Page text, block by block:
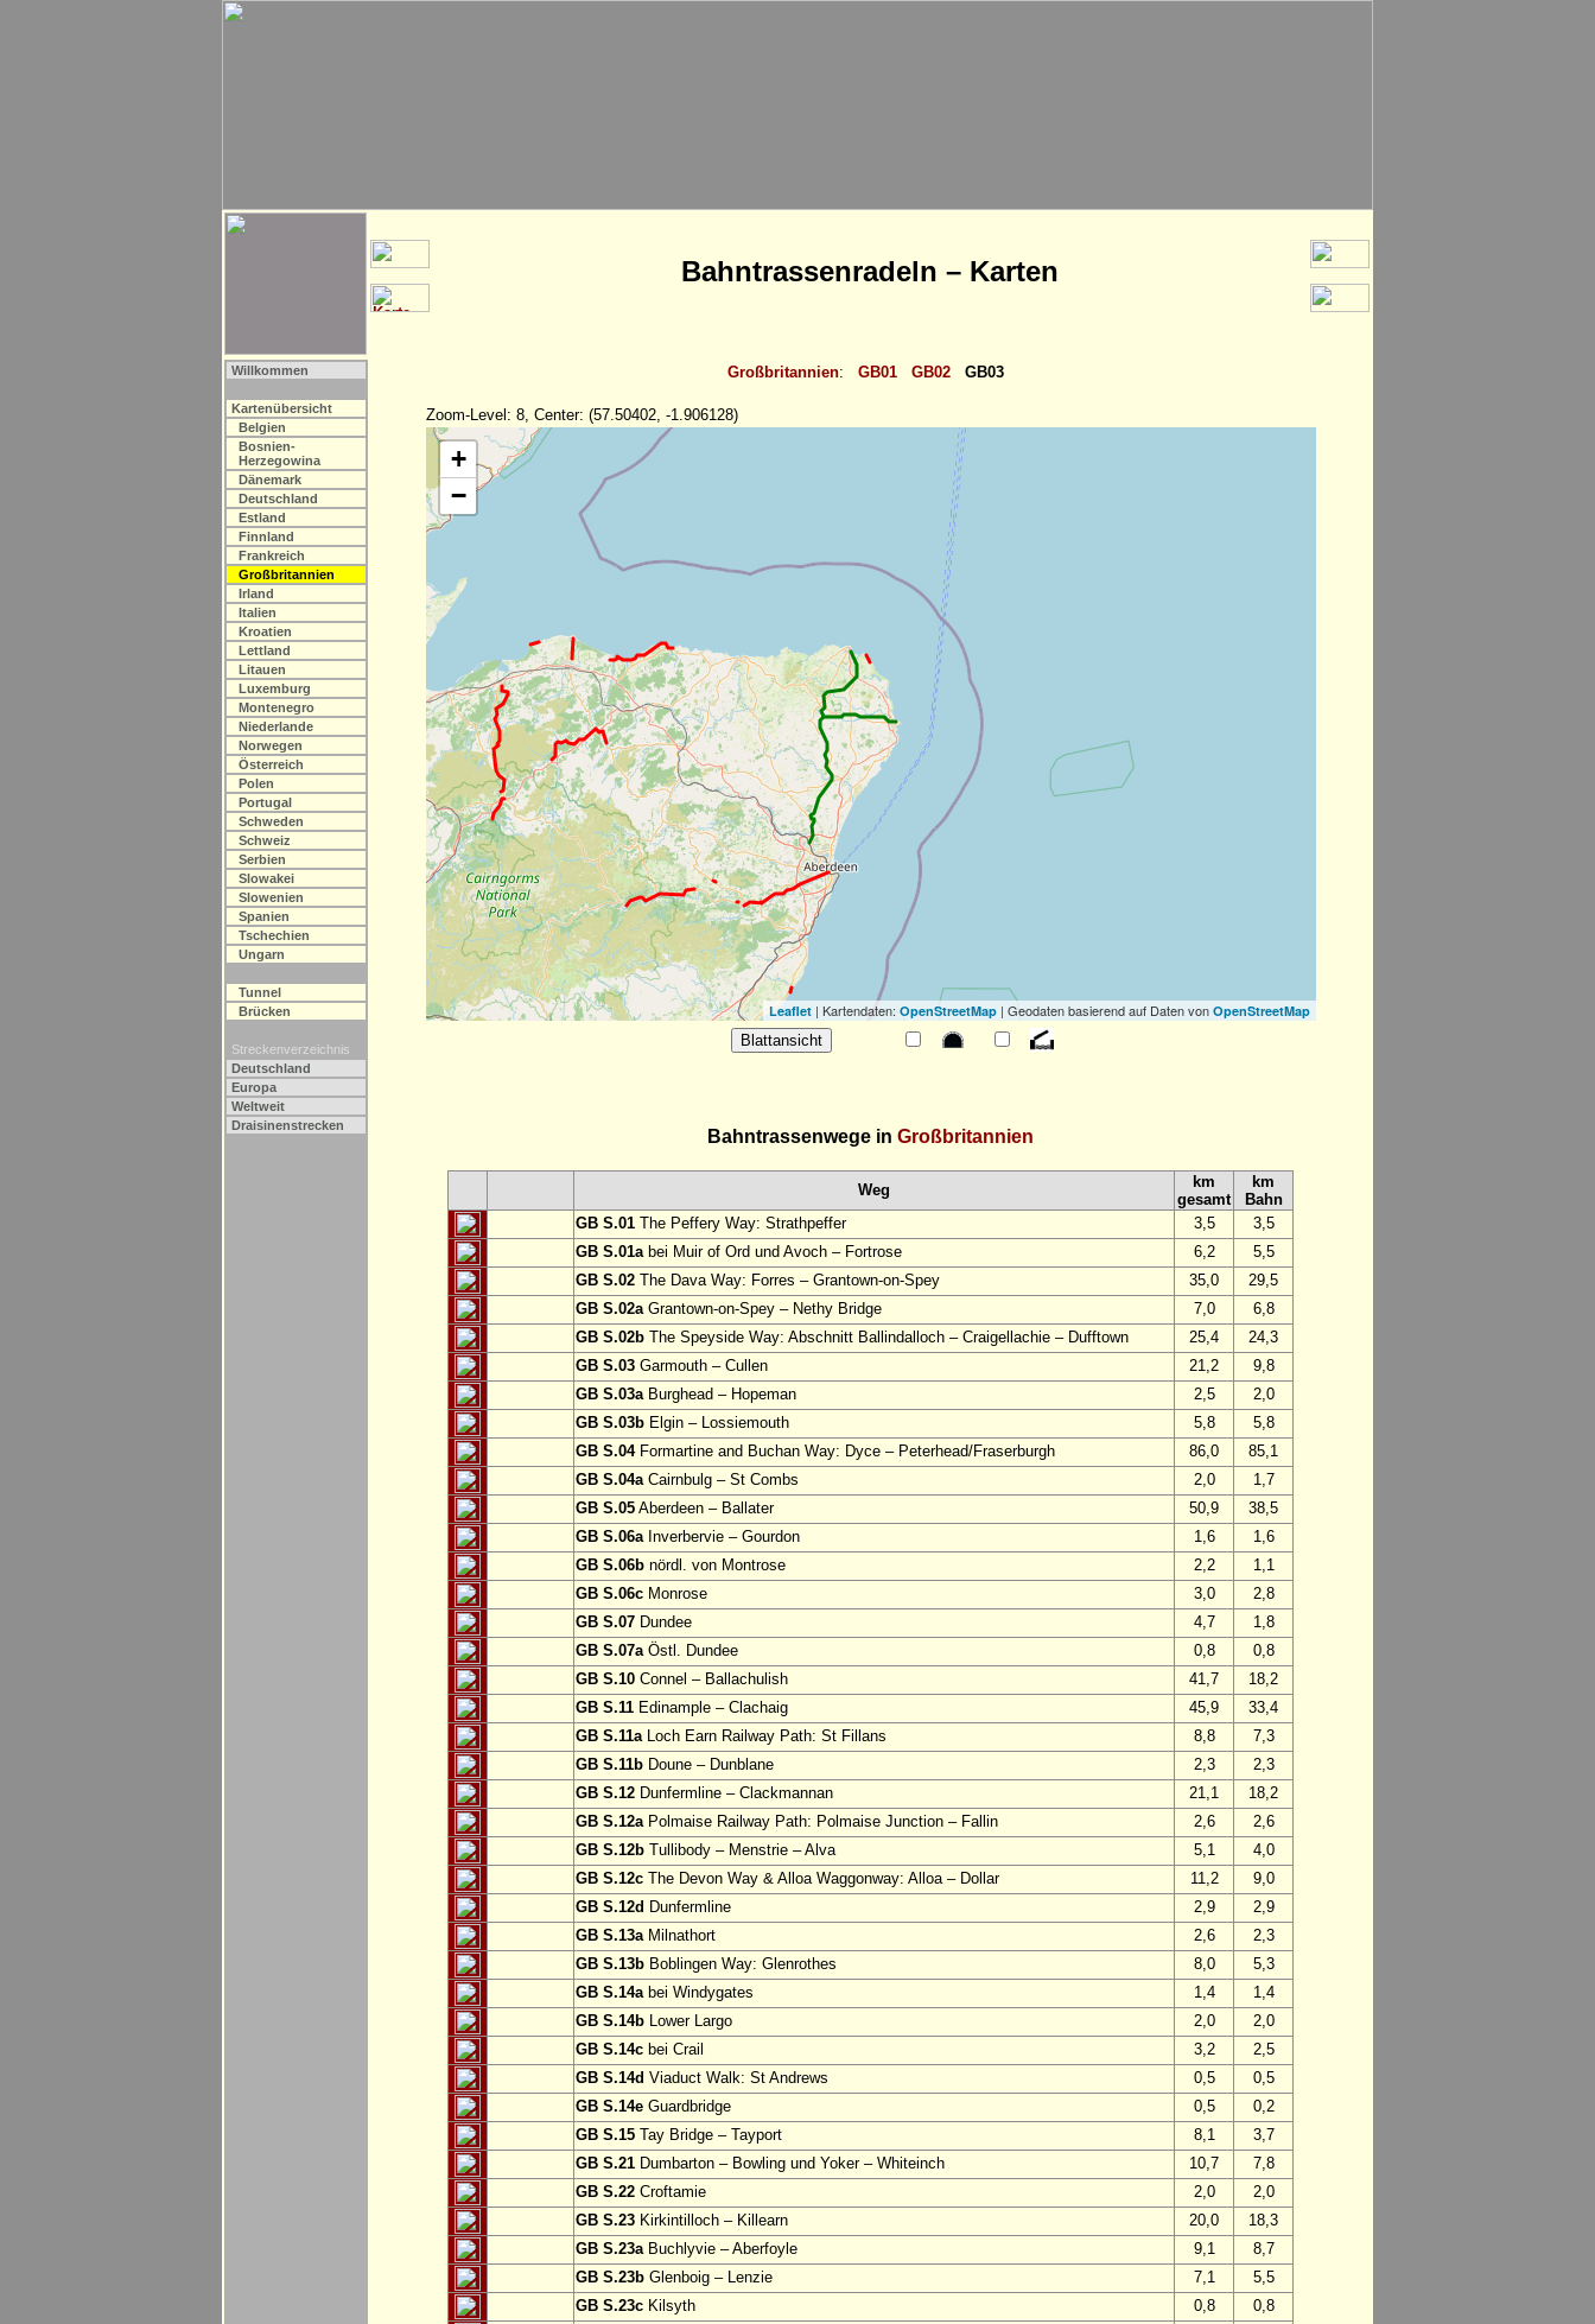
Bahntrassenradeln – Karten
Willkommen
Kartenübersicht
Belgien
Bosnien-
Herzegowina
Dänemark
Deutschland
Estland
Finnland
Frankreich
Großbritannien
Irland
Italien
Kroatien
Lettland
Litauen
Luxemburg
Montenegro
Niederlande
Norwegen
Österreich
Polen
Portugal
Schweden
Schweiz
Serbien
Slowakei
Slowenien
Spanien
Tschechien
Ungarn
Tunnel
Brücken
Streckenverzeichnis
Deutschland
Europa
Weltweit
Draisinenstrecken
Großbritannien: GB01 GB02 GB03
Zoom-Level: 8, Center: (57.50402, -1.906128)
+
−
Leaflet| Kartendaten: OpenStreetMap| Geodaten basierend auf Daten von OpenStreetMap
Bahntrassenwege in Großbritannien
Weg
km
gesamt
km
Bahn
GB S.01 The Peffery Way: Strathpeffer 3,5
3,5
GB S.01abei Muir of Ord und Avoch – Fortrose 6,2
5,5
GB S.02 The Dava Way: Forres – Grantown-on-Spey 35,0
29,5
GB S.02aGrantown-on-Spey – Nethy Bridge 7,0
6,8
GB S.02b The Speyside Way: Abschnitt Ballindalloch – Craigellachie – Dufftown 25,4
24,3
GB S.03 Garmouth – Cullen 21,2
9,8
GB S.03aBurghead – Hopeman 2,5
2,0
GB S.03b Elgin – Lossiemouth 5,8
5,8
GB S.04Formartine and Buchan Way: Dyce – Peterhead/Fraserburgh 86,0
85,1
GB S.04aCairnbulg – St Combs 2,0
1,7
GB S.05 Aberdeen – Ballater 50,9
38,5
GB S.06aInverbervie – Gourdon 1,6
1,6
GB S.06b nördl. von Montrose 2,2
1,1
GB S.06c Monrose 3,0
2,8
GB S.07 Dundee 4,7
1,8
GB S.07aÖstl. Dundee 0,8
0,8
GB S.10 Connel – Ballachulish 41,7
18,2
GB S.11 Edinample – Clachaig 45,9
33,4
GB S.11aLoch Earn Railway Path: St Fillans 8,8
7,3
GB S.11b Doune – Dunblane 2,3
2,3
GB S.12 Dunfermline – Clackmannan 21,1
18,2
GB S.12aPolmaise Railway Path: Polmaise Junction – Fallin 2,6
2,6
GB S.12b Tullibody – Menstrie – Alva 5,1
4,0
GB S.12c The Devon Way & Alloa Waggonway: Alloa – Dollar 11,2
9,0
GB S.12d Dunfermline 2,9
2,9
GB S.13aMilnathort 2,6
2,3
GB S.13b Boblingen Way: Glenrothes 8,0
5,3
GB S.14abei Windygates 1,4
1,4
GB S.14b Lower Largo 2,0
2,0
GB S.14c bei Crail 3,2
2,5
GB S.14d Viaduct Walk: St Andrews 0,5
0,5
GB S.14e Guardbridge 0,5
0,2
GB S.15 Tay Bridge – Tayport 8,1
3,7
GB S.21 Dumbarton – Bowling und Yoker – Whiteinch 10,7
7,8
GB S.22 Croftamie 2,0
2,0
GB S.23 Kirkintilloch – Killearn 20,0
18,3
GB S.23aBuchlyvie – Aberfoyle 9,1
8,7
GB S.23b Glenboig – Lenzie 7,1
5,5
GB S.23c Kilsyth 0,8
0,8